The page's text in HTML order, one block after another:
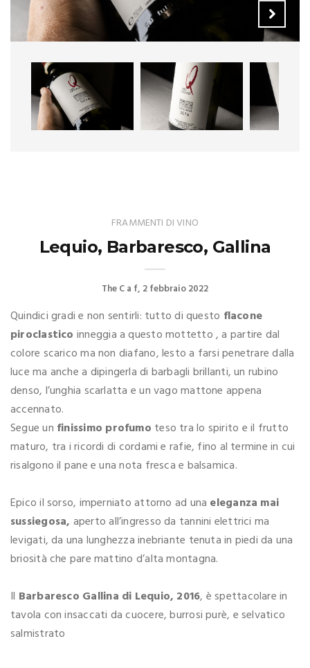
FRAMMENTI DI VINO
Lequio, Barbaresco, Gallina
The C a f 2 febbraio 2022
Quindici gradi e non sentirli: tutto di questo flacone
piroclastico inneggia a questo mottetto , a partire dal
colore scarico ma non diafano, lesto a farsi penetrare dalla
luce ma anche a dipingerla di barbagli brillanti, un rubino
denso, l’unghia scarlatta e un vago mattone appena
accennato.
Segue un finissimo profumo teso tra lo spirito e il frutto
maturo, tra i ricordi di cordami e rafie, fino al termine in cui
risalgono il pane e una nota fresca e balsamica.
Epico il sorso, imperniato attorno ad una eleganza mai
sussiegosa, aperto all’ingresso da tannini elettrici ma
levigati, da una lunghezza inebriante tenuta in piedi da una
briosità che pare mattino d’alta montagna.
Il Barbaresco Gallina di Lequio, 2016, è spettacolare in
tavola con insaccati da cuocere, burrosi purè, e selvatico
salmistrato